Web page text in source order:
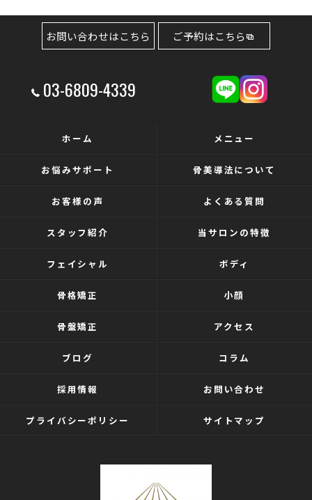
03-6809-4339
お問い合わせはこちら ご予約はこちら
ホーム メニュー
お悩みサポート 骨美導法について
お客様の声 よくある質問
スタッフ紹介 当サロンの特徴
フェイシャル ボディ
骨格矯正 小顔
骨盤矯正 アクセス
ブログ コラム
採用情報 お問い合わせ
プライバシーポリシー サイトマップ